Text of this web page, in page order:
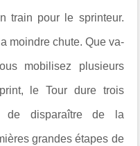
train pour le sprinteur.
moindre chute. Que va-
mobilisez plusieurs
le Tour dure trois
de disparaître de la
grandes étapes de